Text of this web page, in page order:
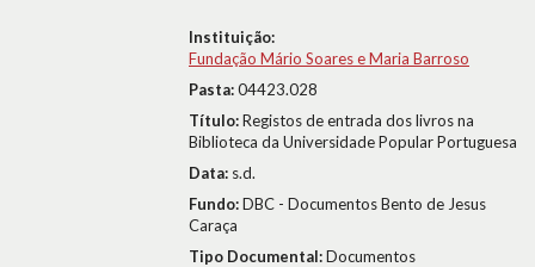
Instituição:
Fundação Mário Soares e Maria Barroso
Pasta:04423.028
Título:Registos de entrada dos livros na
Biblioteca da Universidade Popular Portuguesa
Data: s.d.
Fundo:DBC - Documentos Bento de Jesus
Caraça
Tipo Documental:Documentos